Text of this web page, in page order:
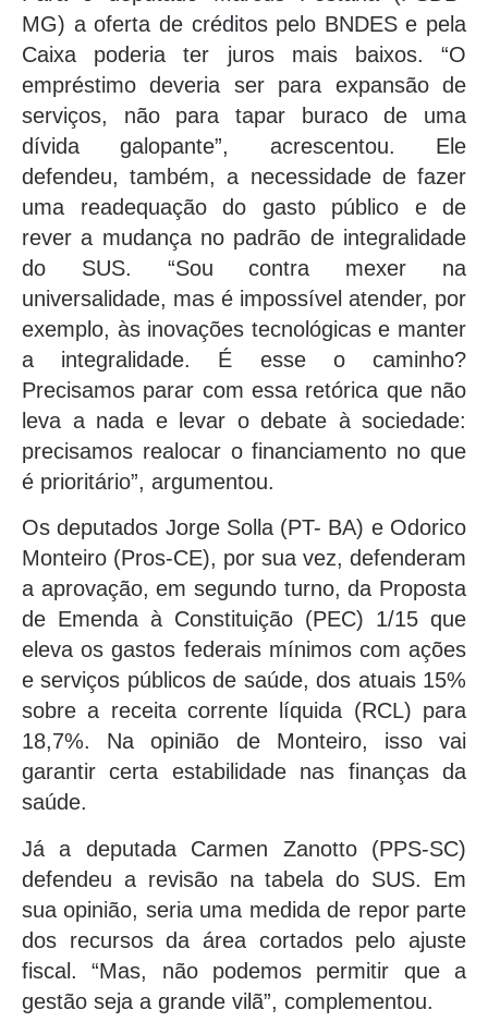
MG) a oferta de créditos pelo BNDES e pela
Caixa poderia ter juros mais baixos. “O
empréstimo deveria ser para expansão de
serviços, não para tapar buraco de uma
dívida galopante”, acrescentou. Ele
defendeu, também, a necessidade de fazer
uma readequação do gasto público e de
rever a mudança no padrão de integralidade
do SUS. “Sou contra mexer na
universalidade, mas é impossível atender, por
exemplo, às inovações tecnológicas e manter
a integralidade. É esse o caminho?
Precisamos parar com essa retórica que não
leva a nada e levar o debate à sociedade:
precisamos realocar o financiamento no que
é prioritário”, argumentou.
Os deputados Jorge Solla (PT- BA) e Odorico
Monteiro (Pros-CE), por sua vez, defenderam
a aprovação, em segundo turno, da Proposta
de Emenda à Constituição (PEC) 1/15 que
eleva os gastos federais mínimos com ações
e serviços públicos de saúde, dos atuais 15%
sobre a receita corrente líquida (RCL) para
18,7%. Na opinião de Monteiro, isso vai
garantir certa estabilidade nas finanças da
saúde.
Já a deputada Carmen Zanotto (PPS-SC)
defendeu a revisão na tabela do SUS. Em
sua opinião, seria uma medida de repor parte
dos recursos da área cortados pelo ajuste
fiscal. “Mas, não podemos permitir que a
gestão seja a grande vilã”, complementou.